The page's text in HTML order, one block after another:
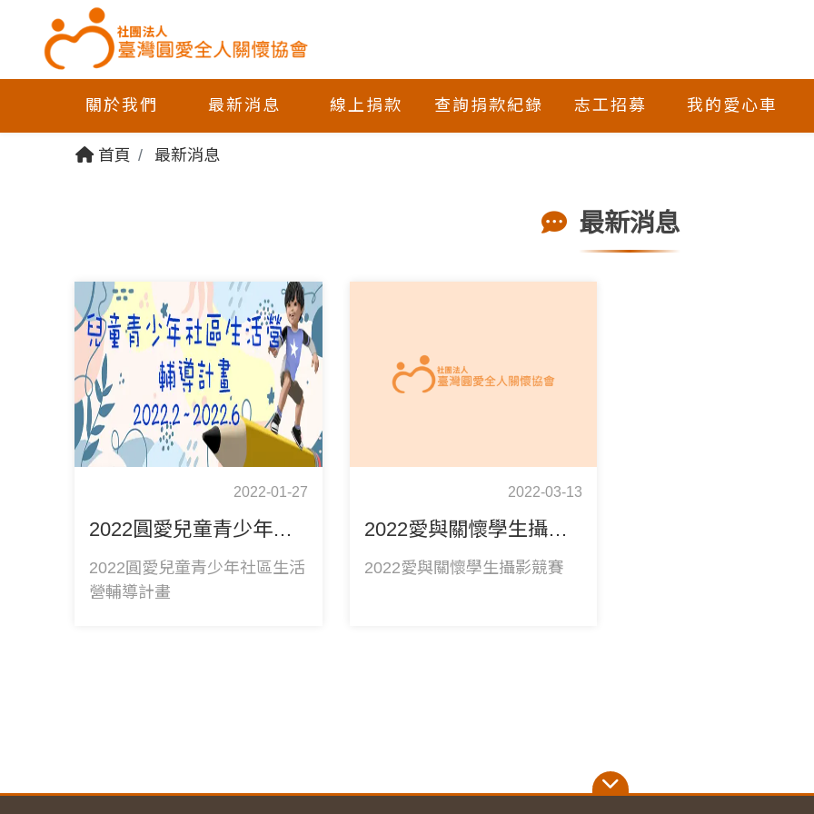
關於我們 最新消息 線上捐款 查詢捐款紀錄 志工招募 我的愛心車
首頁 最新消息
最新消息
2022-01-27
2022圓愛兒童青少年社區生活營輔導計畫
2022圓愛兒童青少年社區生活
營輔導計畫
2022-03-13
2022愛與關懷學生攝影競賽
2022愛與關懷學生攝影競賽